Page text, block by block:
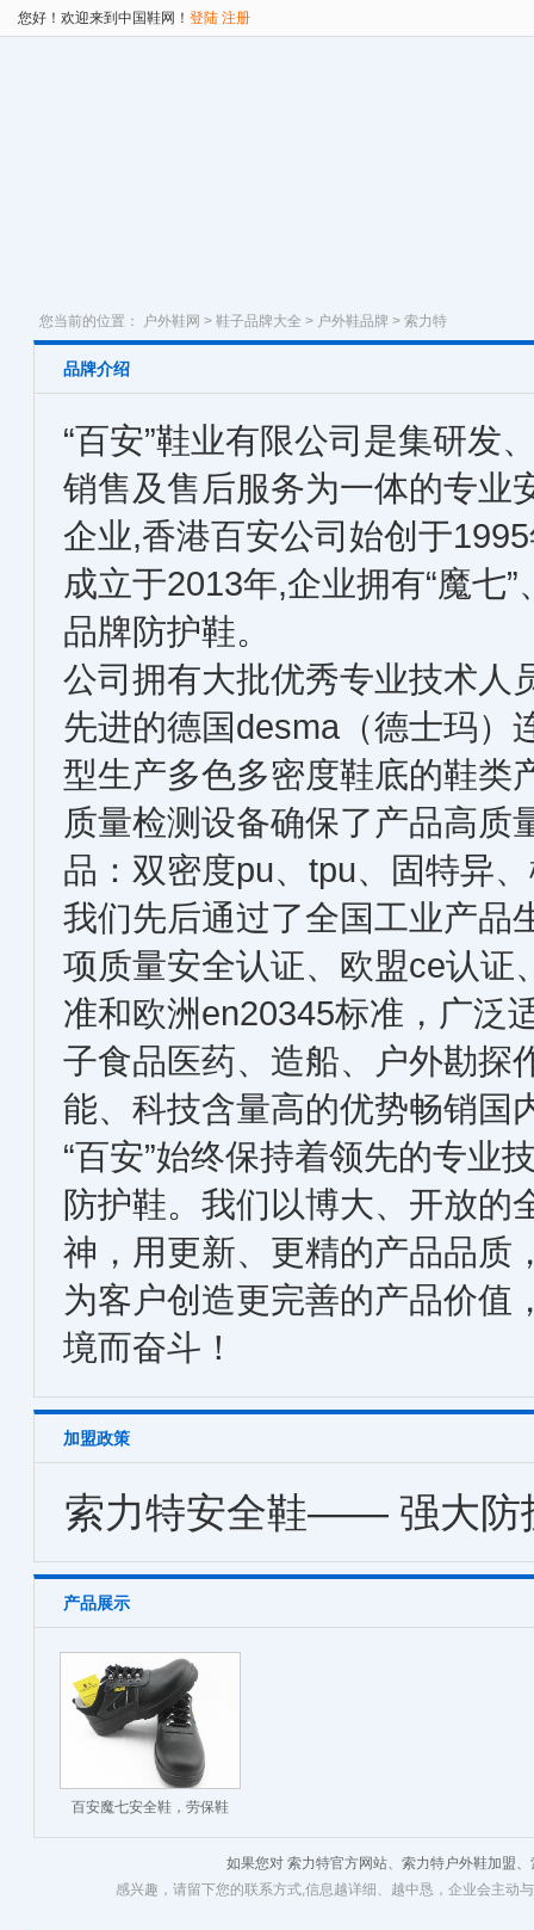
您好！欢迎来到中国鞋网！ 登陆 注册
您当前的位置： 户外鞋网 > 鞋子品牌大全 > 户外鞋品牌 > 索力特
品牌介绍
“百安”鞋业有限公司是集研发
销售及售后服务为一体的专业
企业,香港百安公司始创于
成立于2013年,企业拥有“魔七”
品牌防护鞋。
公司拥有大批优秀专业技术人
先进的德国desma（德士玛）
型生产多色多密度鞋底的鞋类
质量检测设备确保了产品高质
品：双密度pu、tpu、固特异
我们先后通过了全国工业产品
项质量安全认证、欧盟ce认证
准和欧洲en20345标准，广泛
子食品医药、造船、户外勘探
能、科技含量高的优势畅销
“百安”始终保持着领先的专业
防护鞋。我们以博大、开放的
神，用更新、更精的产品品质
为客户创造更完善的产品价值
境而奋斗！
加盟政策
索力特安全鞋—— 强大防
产品展示
百安魔七安全鞋，劳保鞋
如果您对 索力特官方网站、索力特户外鞋加盟
感兴趣，请留下您的联系方式,信息越详细、越中恳，企业会主动